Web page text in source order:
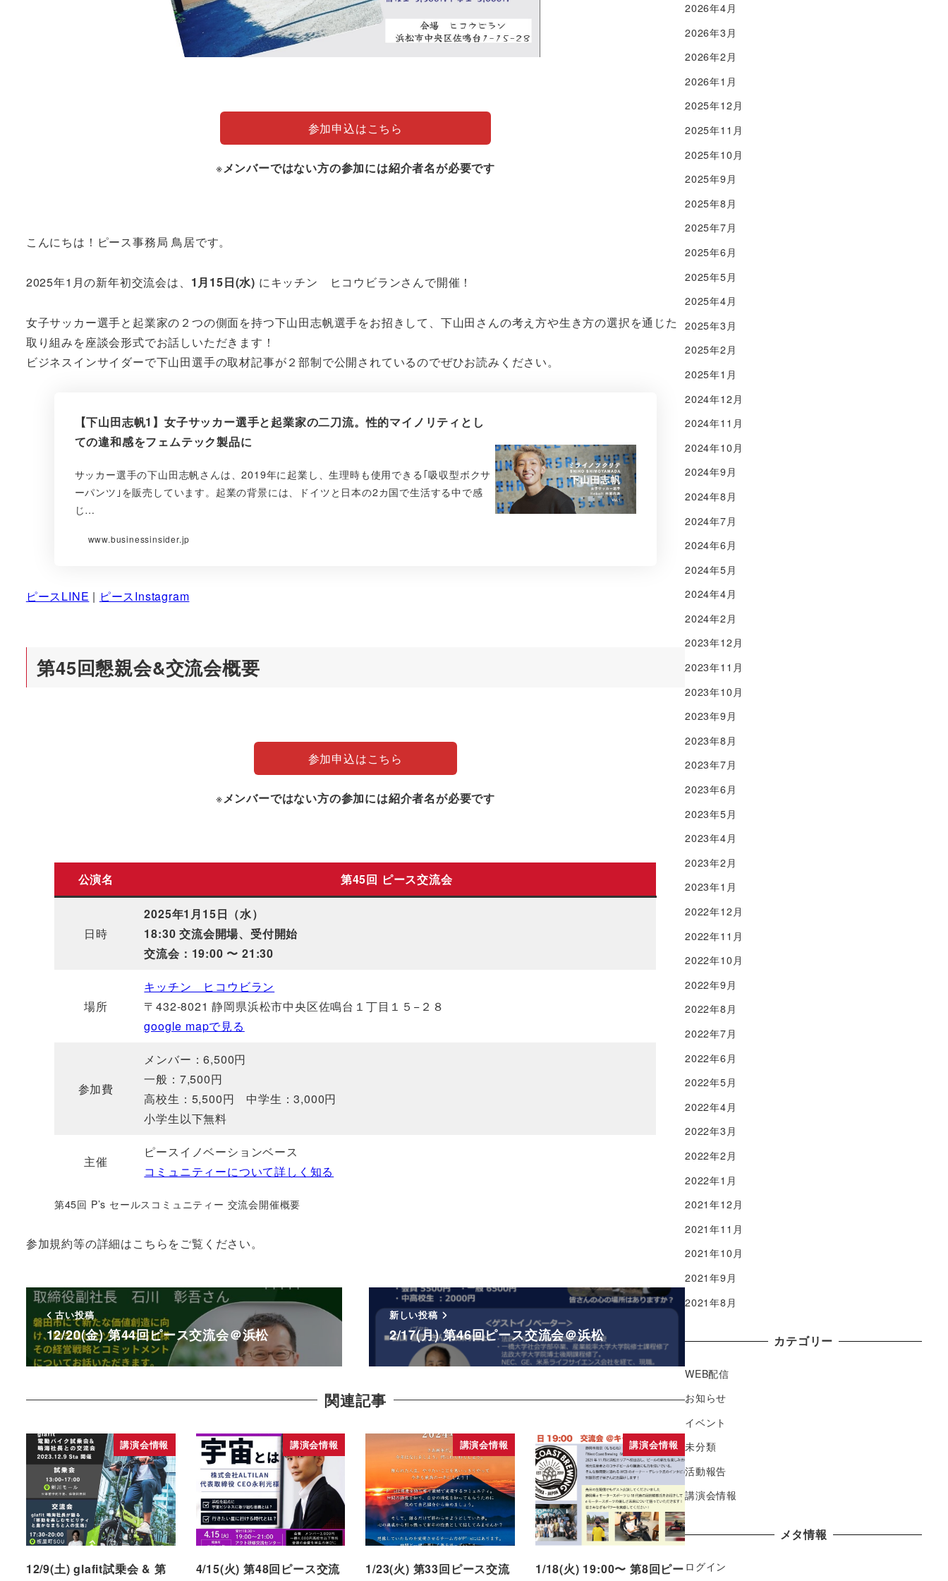
参加申込はこちら
※メンバーではない方の参加には紹介者名が必要です
こんにちは！ピース事務局 鳥居です。
2025年1月の新年初交流会は、 1月15日(水) にキッチン ヒコウビランさんで開催！
女子サッカー選手と起業家の２つの側面を持つ下山田志帆選手をお招きして、下山田さんの考え方や生き方の選択を通じた
取り組みを座談会形式でお話しいただきます！
ビジネスインサイダーで下山田選手の取材記事が２部制で公開されているのでぜひお読みください。
【下山田志帆1】女子サッカー選手と起業家の二刀流。性的マイノリティとし
ての違和感をフェムテック製品に
サッカー選手の下山田志帆さんは、2019年に起業し、生理時も使用できる｢吸収型ボクサ
ーパンツ｣を販売しています。起業の背景には、ドイツと日本の2カ国で生活する中で感
じ…
www.businessinsider.jp
ピースLINE | ピースInstagram
第45回懇親会&交流会概要
参加申込はこちら
※メンバーではない方の参加には紹介者名が必要です
公演名 第45回 ピース交流会
日時
2025年1月15日（水）
18:30 交流会開場、受付開始
交流会：19:00 〜 21:30
場所
キッチン ヒコウビラン
〒432-8021 静岡県浜松市中央区佐鳴台１丁目１５−２８
google mapで見る
参加費
メンバー：6,500円
一般：7,500円
高校生：5,500円 中学生：3,000円
小学生以下無料
主催
ピースイノベーションベース
コミュニティーについて詳しく知る
第45回 P’s セールスコミュニティー 交流会開催概要
参加規約等の詳細はこちらをご覧ください。
古い投稿
12/20(金) 第44回ピース交流会＠浜松
新しい投稿
2/17(月) 第46回ピース交流会＠浜松
関連記事
講演会情報
12/9(土) glafit試乗会 & 第
講演会情報
4/15(火) 第48回ピース交流
講演会情報
1/23(火) 第33回ピース交流
講演会情報
1/18(火) 19:00〜 第8回ピー
2026年4月
2026年3月
2026年2月
2026年1月
2025年12月
2025年11月
2025年10月
2025年9月
2025年8月
2025年7月
2025年6月
2025年5月
2025年4月
2025年3月
2025年2月
2025年1月
2024年12月
2024年11月
2024年10月
2024年9月
2024年8月
2024年7月
2024年6月
2024年5月
2024年4月
2024年2月
2023年12月
2023年11月
2023年10月
2023年9月
2023年8月
2023年7月
2023年6月
2023年5月
2023年4月
2023年2月
2023年1月
2022年12月
2022年11月
2022年10月
2022年9月
2022年8月
2022年7月
2022年6月
2022年5月
2022年4月
2022年3月
2022年2月
2022年1月
2021年12月
2021年11月
2021年10月
2021年9月
2021年8月
カテゴリー
WEB配信
お知らせ
イベント
未分類
活動報告
講演会情報
メタ情報
ログイン